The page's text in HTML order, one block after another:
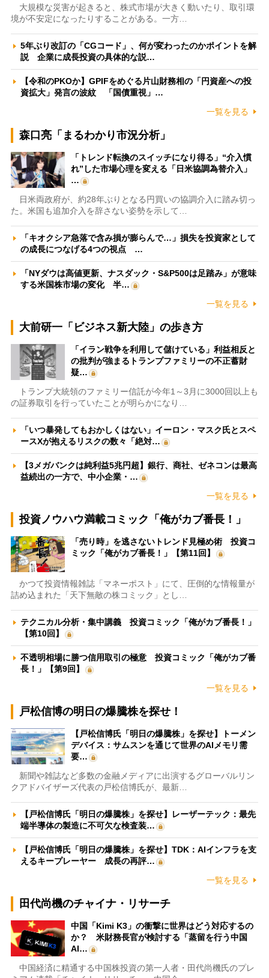
大規模な災害が起きると、株式市場が大きく動いたり、取引環
境が不安定になったりすることがある。一方…
5年ぶり改訂の「CGコード」、何が変わったのかポイントを解
説 企業に成長投資の具体的な説…
【令和のPKOか】GPIFをめぐる片山財務相の「円資産への投
資拡大」発言の波紋 「国債重視」…
一覧を見る
森口亮「まるわかり市況分析」
「トレンド転換のスイッチになり得る」“介入慣
れ”した市場心理を変える「日米協調為替介入」
…
日米両政府が、約28年ぶりとなる円買いの協調介入に踏み切っ
た。米国も追加介入を辞さない姿勢を示して…
「キオクシア急落で含み損が膨らんで…」損失を投資家として
の成長につなげる4つの視点 …
「NYダウは高値更新、ナスダック・S&P500は足踏み」が意味
する米国株市場の変化 半…
一覧を見る
大前研一「ビジネス新大陸」の歩き方
「イラン戦争を利用して儲けている」利益相反と
の批判が強まるトランプファミリーの不正蓄財
疑…
トランプ大統領のファミリー信託が今年1～3月に3000回以上も
の証券取引を行っていたことが明らかになり…
「いつ暴発してもおかしくはない」イーロン・マスク氏とスペ
ースXが抱えるリスクの数々「絶対…
【3メガバンクは純利益5兆円超】銀行、商社、ゼネコンは最高
益続出の一方で、中小企業・…
一覧を見る
投資ノウハウ満載コミック「俺がカブ番長！」
「売り時」を逃さないトレンド見極め術 投資コ
ミック「俺がカブ番長！」【第11回】
かつて投資情報雑誌「マネーポスト」にて、圧倒的な情報量が
詰め込まれた「天下無敵の株コミック」とし…
テクニカル分析・集中講義 投資コミック「俺がカブ番長！」
【第10回】
不透明相場に勝つ信用取引の極意 投資コミック「俺がカブ番
長！」【第9回】
一覧を見る
戸松信博の明日の爆騰株を探せ！
【戸松信博氏「明日の爆騰株」を探せ】トーメン
デバイス：サムスンを通じて世界のAIメモリ需
要…
新聞や雑誌など多数の金融メディアに出演するグローバルリン
クアドバイザーズ代表の戸松信博氏が、最新…
【戸松信博氏「明日の爆騰株」を探せ】レーザーテック：最先
端半導体の製造に不可欠な検査装…
【戸松信博氏「明日の爆騰株」を探せ】TDK：AIインフラを支
えるキープレーヤー 成長の再評…
一覧を見る
田代尚機のチャイナ・リサーチ
中国「Kimi K3」の衝撃に世界はどう対応するの
か？ 米財務長官が検討する「蒸留を行う中国
AI…
中国経済に精通する中国株投資の第一人者・田代尚機氏のプレ